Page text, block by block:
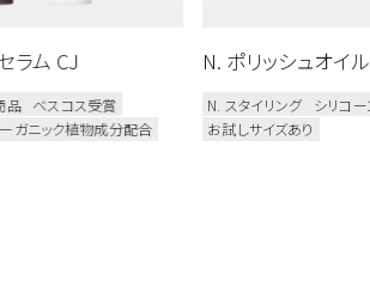
ラム CJ
品 ベスコス受賞
ガニック植物成分配合
N. ポリッシュオイ
N. スタイリング
シリコ
お試しサイズあり